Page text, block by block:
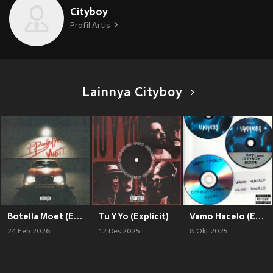
Cityboy
Profil Artis
Lainnya Cityboy
Botella Moet (Explicit)
24 Feb 2026
Tu Y Yo (Explicit)
12 Des 2025
Vamo Hacelo (Explicit)
8 Okt 2025